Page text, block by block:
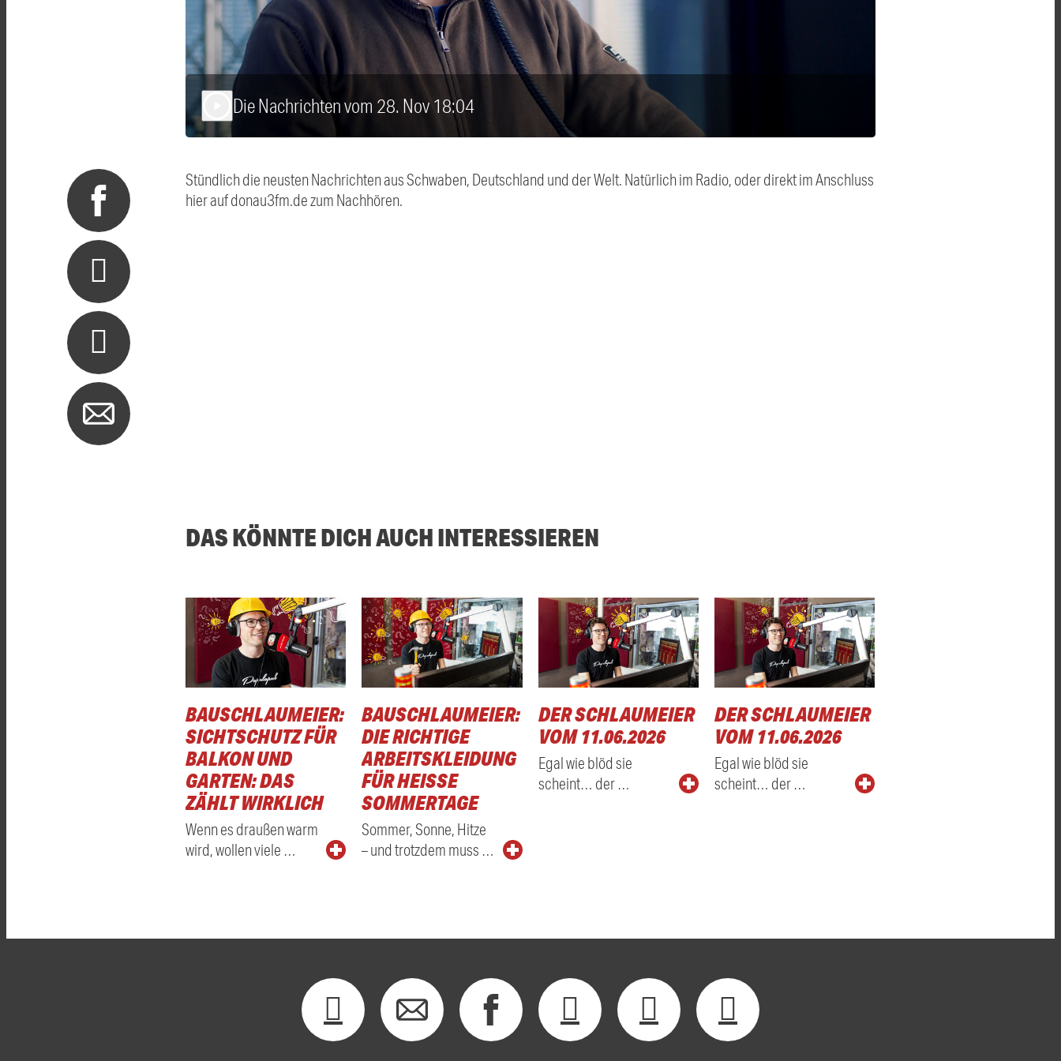
Die Nachrichten vom 28. Nov 18:04
Stündlich die neusten Nachrichten aus Schwaben, Deutschland und der Welt. Natürlich im Radio, oder direkt im Anschluss
hier auf donau3fm.de zum Nachhören.
DAS KÖNNTE DICH AUCH INTERESSIEREN
BAUSCHLAUMEIER:
SICHTSCHUTZ FÜR
BALKON UND
GARTEN: DAS
ZÄHLT WIRKLICH
Wenn es draußen warm
wird, wollen viele …
BAUSCHLAUMEIER:
DIE RICHTIGE
ARBEITSKLEIDUNG
FÜR HEISSE S
OMMERTAGE
Sommer, Sonne, Hitze
– und trotzdem muss …
DER SCHLAUMEIER
VOM 11.06.2026
Egal wie blöd sie
scheint… der …
DER SCHLAUMEIER
VOM 11.06.2026
Egal wie blöd sie
scheint… der …